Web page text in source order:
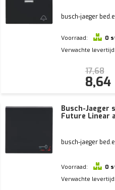
busch-jaeger
Voorraad:
0
Verwachte levertijd:
17,68
8,64
Busch-Jaeger
Future Linear
busch-jaeger
Voorraad:
0
Verwachte levertijd: